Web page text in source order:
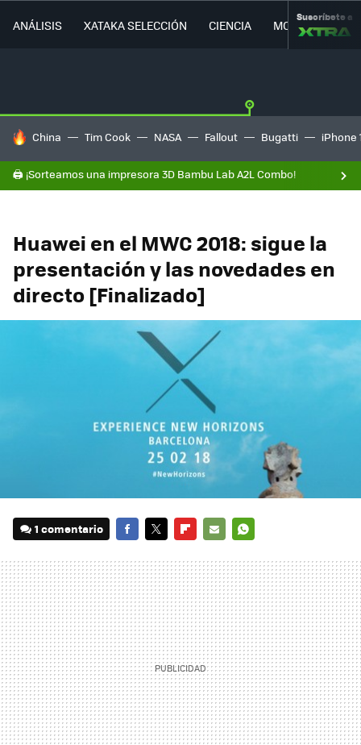
ANÁLISIS XATAKA SELECCIÓN CIENCIA MOVILIDAD
Suscríbete a
HOY SE HABLA DE
China Tim Cook NASA Fallout Bugatti iPhone
🖨️ ¡Sorteamos una impresora 3D Bambu Lab A2L Combo!
Huawei en el MWC 2018: sigue la
presentación y las novedades en
directo [Finalizado]
1 comentario
MAIL